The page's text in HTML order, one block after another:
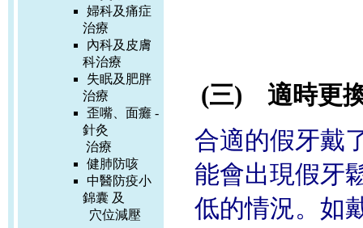
婦科及痛症
治療
內科及皮膚
科治療
失眠及肥胖
治療
歪嘴、面癱 -
針灸
治療
健肺防咳
中醫防疫小
錦囊 及
穴位減壓
(三) 適時更
合適的假牙戴
能會出現假牙
低的情況。如